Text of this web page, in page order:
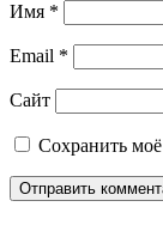
Имя *
Email *
Сайт
Сохранить